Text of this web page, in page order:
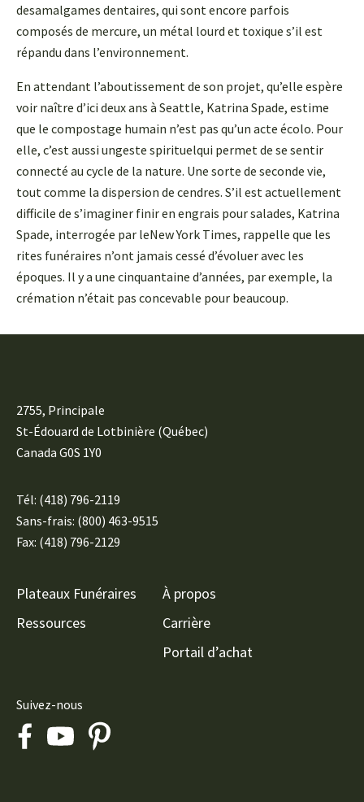
desamalgames dentaires, qui sont encore parfois
composés de mercure, un métal lourd et toxique s’il est
répandu dans l’environnement.
En attendant l’aboutissement de son projet, qu’elle espère
voir naître d’ici deux ans à Seattle, Katrina Spade, estime
que le compostage humain n’est pas qu’un acte écolo. Pour
elle, c’est aussi ungeste spirituelqui permet de se sentir
connecté au cycle de la nature. Une sorte de seconde vie,
tout comme la dispersion de cendres. S’il est actuellement
difficile de s’imaginer finir en engrais pour salades, Katrina
Spade, interrogée par leNew York Times, rappelle que les
rites funéraires n’ont jamais cessé d’évoluer avec les
époques. Il y a une cinquantaine d’années, par exemple, la
crémation n’était pas concevable pour beaucoup.
2755, Principale
St-Édouard de Lotbinière (Québec)
Canada G0S 1Y0
Tél: (418) 796-2119
Sans-frais: (800) 463-9515
Fax: (418) 796-2129
Plateaux Funéraires
Ressources
À propos
Carrière
Portail d’achat
Suivez-nous